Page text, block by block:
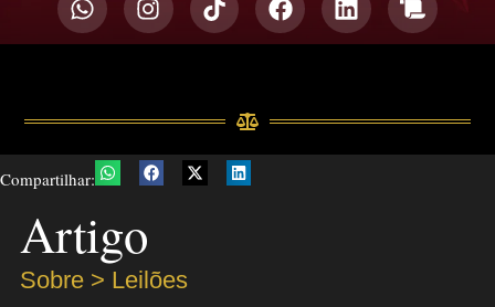
Compartilhar:
Artigo
Sobre > Leilões